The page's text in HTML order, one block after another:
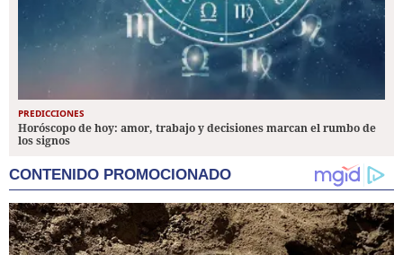
PREDICCIONES
Horóscopo de hoy: amor, trabajo y decisiones marcan el rumbo de
los signos
CONTENIDO PROMOCIONADO